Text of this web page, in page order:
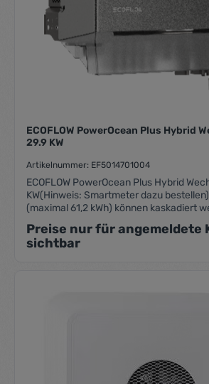
ECOFLOW PowerOcean Plus Hybrid
29.9 KW
Artikelnummer: EF5014701004
ECOFLOW PowerOcean Plus Hybrid
KW(Hinweis: Smartmeter dazu
(maximal 61,2 kWh) können kaskadiert
Preise nur für angemeldete
sichtbar